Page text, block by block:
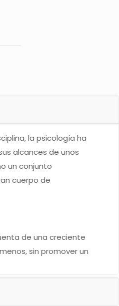
la psicología ha
alcances de unos
un conjunto
cuerpo de
de una creciente
sin promover un